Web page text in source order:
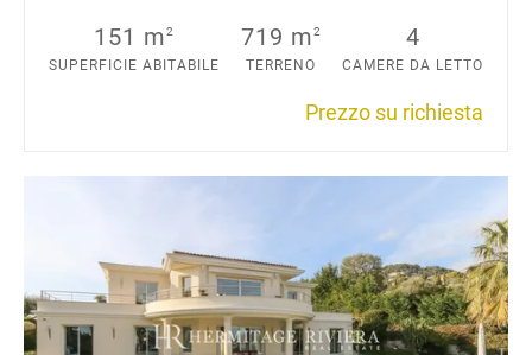
151 m2
SUPERFICIE ABITABILE
719 m2
TERRENO
4
CAMERE DA LETTO
Prezzo su richiesta